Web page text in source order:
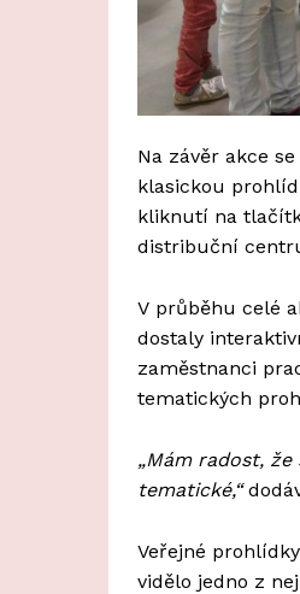
Na závěr akce
klasickou
kliknutí na
distribuční
V průběhu celé
dostaly
zaměstnanci
tematických
„Mám radost,
tematické,“
Veřejné
vidělo jedno z